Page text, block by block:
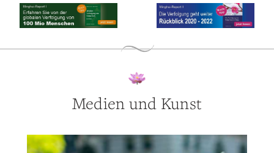
Medien und Kunst